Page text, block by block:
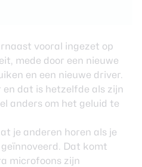
vooral ingezet op
mede door een nieuwe
en een nieuwe driver.
en dat is hetzelfde als zijn
anders om het geluid te
je anderen horen als je
Dat komt
microfoons zijn